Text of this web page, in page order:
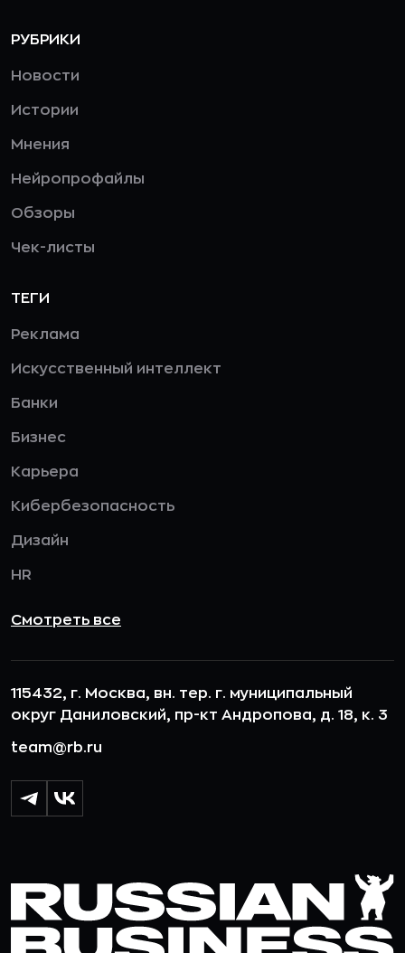
РУБРИКИ
Новости
Истории
Мнения
Нейропрофайлы
Обзоры
Чек-листы
ТЕГИ
Реклама
Искусственный интеллект
Банки
Бизнес
Карьера
Кибербезопасность
Дизайн
HR
Смотреть все
115432, г. Москва, вн. тер. г. муниципальный
округ Даниловский, пр-кт Андропова, д. 18, к. 3
team@rb.ru